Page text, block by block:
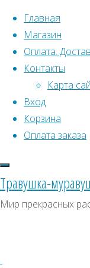
Перейти к
Главная
Магазин
Оплата.
Контакты
Карта
Вход
Корзина
Оплата заказа
Травушка-
Мир прекрасных
Что искать:
Искать:
СКИДКИ,